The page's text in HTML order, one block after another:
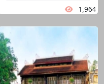
1,964